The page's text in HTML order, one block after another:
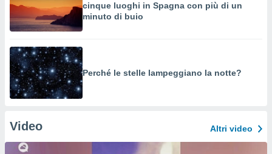
cinque luoghi in Spagna con più di un
minuto di buio
Perché le stelle lampeggiano la notte?
Video Altri video